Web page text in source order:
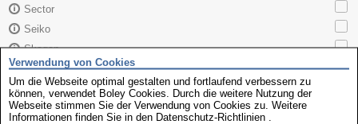
Sector
Seiko
Skagen
TAG Heuer
Tissot
Zenith
Verwendung von Cookies
Um die Webseite optimal gestalten und fortlaufend verbessern zu
können, verwendet Boley Cookies. Durch die weitere Nutzung der
Webseite stimmen Sie der Verwendung von Cookies zu. Weitere
Informationen finden Sie in den Datenschutz-Richtlinien